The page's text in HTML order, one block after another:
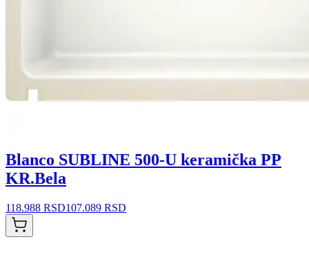
Blanco SUBLINE 500-U keramička PP
KR.Bela
118.988 RSD107.089 RSD